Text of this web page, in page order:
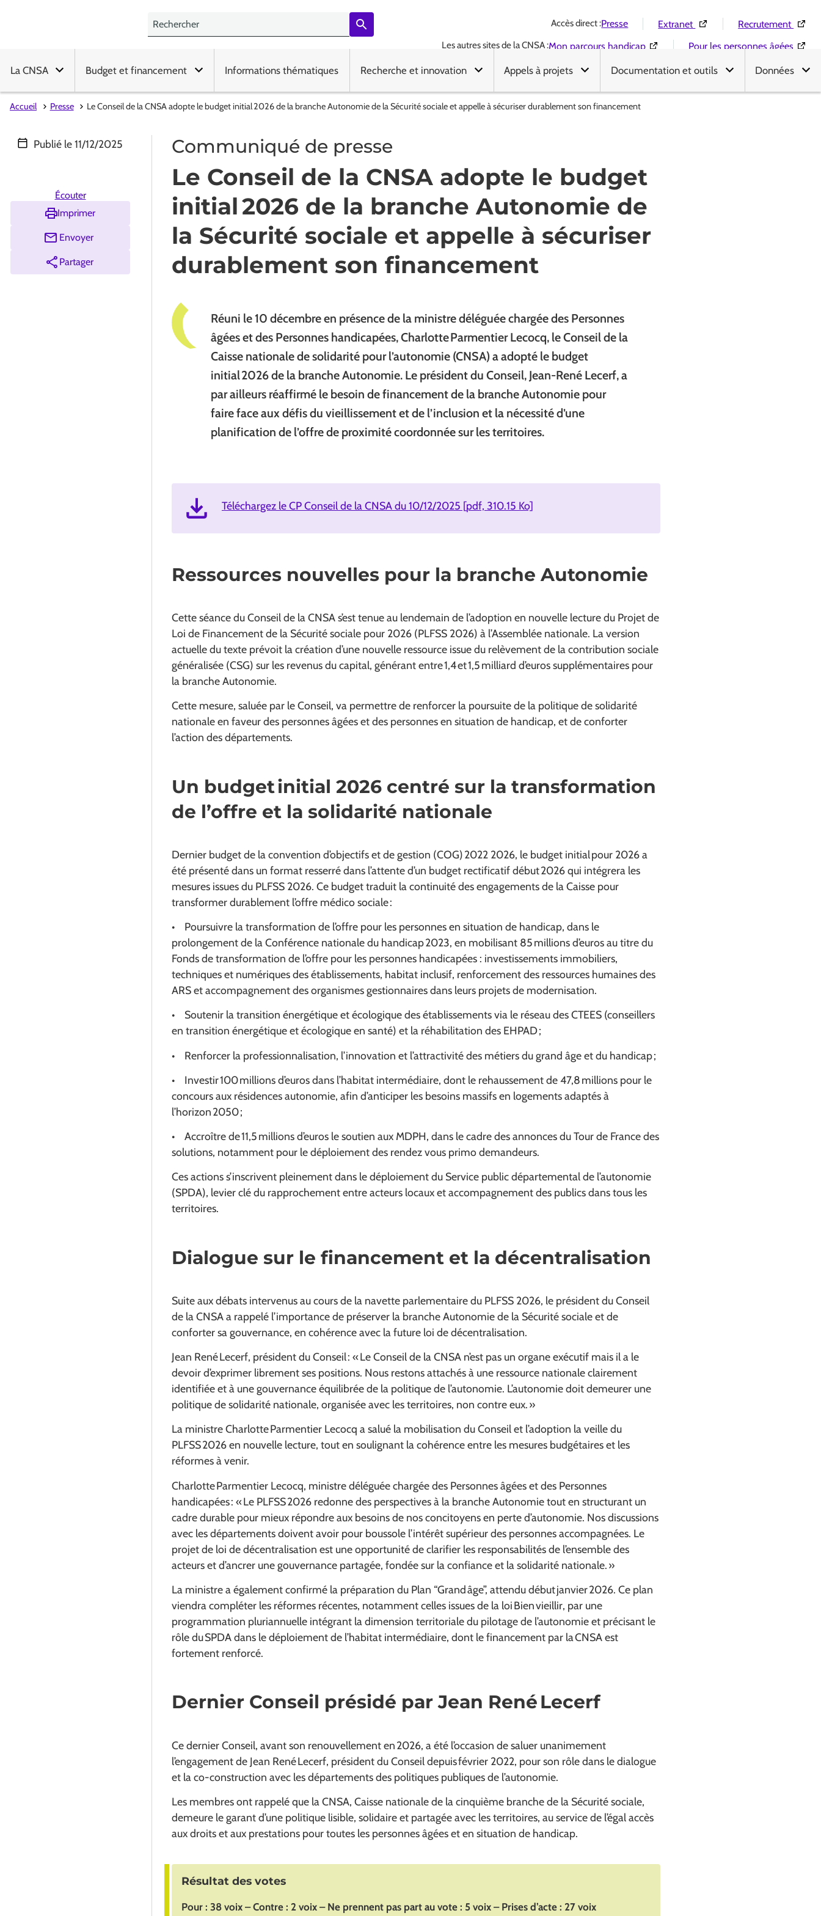
Accès direct :Presse Extranet (Ouverture dans une nouvelle
Recrutement
Les autres sites de la CNSA :Mon parcours handicap(Ouverture dans une nouvelle fenêtre)
Pour les personnes âgées
La CNSA Budget et financement Informations thématiques Recherche et innovation Appels à projets Documentation et outils Données
Accueil Presse Le Conseil de la CNSA adopte le budget initial 2026 de la branche Autonomie de la Sécurité sociale et appelle à sécuriser durablement son financement
Communiqué de presse
Le Conseil de la CNSA adopte le budget
initial 2026 de la branche Autonomie de
la Sécurité sociale et appelle à sécuriser
durablement son financement
Publié le11/12/2025
Écouter
Imprimer
Envoyer
Partager
Réuni le 10 décembre en présence de la ministre déléguée chargée des Personnes
âgées et des Personnes handicapées, Charlotte Parmentier Lecocq, le Conseil de la
Caisse nationale de solidarité pour l’autonomie (CNSA) a adopté le budget
initial 2026 de la branche Autonomie. Le président du Conseil, Jean-René Lecerf, a
par ailleurs réaffirmé le besoin de financement de la branche Autonomie pour
faire face aux défis du vieillissement et de l’inclusion et la nécessité d’une
planification de l’offre de proximité coordonnée sur les territoires.
Téléchargez le CP Conseil de la CNSA du 10/12/2025 [pdf, 310.15 Ko]
Ressources nouvelles pour la branche Autonomie
Cette séance du Conseil de la CNSA s’est tenue au lendemain de l’adoption en nouvelle lecture du Projet de
Loi de Financement de la Sécurité sociale pour 2026 (PLFSS 2026) à l’Assemblée nationale. La version
actuelle du texte prévoit la création d’une nouvelle ressource issue du relèvement de la contribution sociale
généralisée (CSG) sur les revenus du capital, générant entre 1,4 et 1,5 milliard d’euros supplémentaires pour
la branche Autonomie.
Cette mesure, saluée par le Conseil, va permettre de renforcer la poursuite de la politique de solidarité
nationale en faveur des personnes âgées et des personnes en situation de handicap, et de conforter
l’action des départements.
Un budget initial 2026 centré sur la transformation
de l’offre et la solidarité nationale
Dernier budget de la convention d’objectifs et de gestion (COG) 2022 2026, le budget initial pour 2026 a
été présenté dans un format resserré dans l’attente d’un budget rectificatif début 2026 qui intégrera les
mesures issues du PLFSS 2026. Ce budget traduit la continuité des engagements de la Caisse pour
transformer durablement l’offre médico sociale :
• Poursuivre la transformation de l’offre pour les personnes en situation de handicap, dans le
prolongement de la Conférence nationale du handicap 2023, en mobilisant 85 millions d’euros au titre du
Fonds de transformation de l’offre pour les personnes handicapées : investissements immobiliers,
techniques et numériques des établissements, habitat inclusif, renforcement des ressources humaines des
ARS et accompagnement des organismes gestionnaires dans leurs projets de modernisation.
• Soutenir la transition énergétique et écologique des établissements via le réseau des CTEES (conseillers
en transition énergétique et écologique en santé) et la réhabilitation des EHPAD ;
• Renforcer la professionnalisation, l’innovation et l’attractivité des métiers du grand âge et du handicap ;
• Investir 100 millions d’euros dans l’habitat intermédiaire, dont le rehaussement de 47,8 millions pour le
concours aux résidences autonomie, afin d’anticiper les besoins massifs en logements adaptés à
l’horizon 2050 ;
• Accroître de 11,5 millions d’euros le soutien aux MDPH, dans le cadre des annonces du Tour de France des
solutions, notamment pour le déploiement des rendez vous primo demandeurs.
Ces actions s’inscrivent pleinement dans le déploiement du Service public départemental de l’autonomie
(SPDA), levier clé du rapprochement entre acteurs locaux et accompagnement des publics dans tous les
territoires.
Dialogue sur le financement et la décentralisation
Suite aux débats intervenus au cours de la navette parlementaire du PLFSS 2026, le président du Conseil
de la CNSA a rappelé l’importance de préserver la branche Autonomie de la Sécurité sociale et de
conforter sa gouvernance, en cohérence avec la future loi de décentralisation.
Jean René Lecerf, président du Conseil : «Le Conseil de la CNSA n’est pas un organe exécutif mais il a le
devoir d’exprimer librement ses positions. Nous restons attachés à une ressource nationale clairement
identifiée et à une gouvernance équilibrée de la politique de l’autonomie. L’autonomie doit demeurer une
politique de solidarité nationale, organisée avec les territoires, non contre eux.»
La ministre Charlotte Parmentier Lecocq a salué la mobilisation du Conseil et l’adoption la veille du
PLFSS 2026 en nouvelle lecture, tout en soulignant la cohérence entre les mesures budgétaires et les
réformes à venir.
Charlotte Parmentier Lecocq, ministre déléguée chargée des Personnes âgées et des Personnes
handicapées : «Le PLFSS 2026 redonne des perspectives à la branche Autonomie tout en structurant un
cadre durable pour mieux répondre aux besoins de nos concitoyens en perte d’autonomie. Nos discussions
avec les départements doivent avoir pour boussole l’intérêt supérieur des personnes accompagnées. Le
projet de loi de décentralisation est une opportunité de clarifier les responsabilités de l’ensemble des
acteurs et d’ancrer une gouvernance partagée, fondée sur la confiance et la solidarité nationale.»
La ministre a également confirmé la préparation du Plan “Grand âge”, attendu début janvier 2026. Ce plan
viendra compléter les réformes récentes, notamment celles issues de la loiBien vieillir, par une
programmation pluriannuelle intégrant la dimension territoriale du pilotage de l’autonomie et précisant le
rôle du SPDA dans le déploiement de l’habitat intermédiaire, dont le financement par la CNSA est
fortement renforcé.
Dernier Conseil présidé par Jean René Lecerf
Ce dernier Conseil, avant son renouvellement en 2026, a été l’occasion de saluer unanimement
l’engagement de Jean René Lecerf, président du Conseil depuis février 2022, pour son rôle dans le dialogue
et la co-construction avec les départements des politiques publiques de l’autonomie.
Les membres ont rappelé que la CNSA, Caisse nationale de la cinquième branche de la Sécurité sociale,
demeure le garant d’une politique lisible, solidaire et partagée avec les territoires, au service de l’égal accès
aux droits et aux prestations pour toutes les personnes âgées et en situation de handicap.
Résultat des votes
Pour : 38 voix – Contre : 2 voix – Ne prennent pas part au vote : 5 voix – Prises d’acte : 27 voix